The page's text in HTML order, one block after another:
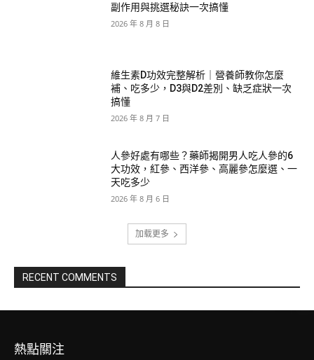
副作用與挑選秘訣一次搞懂
2026 年 8 月 8 日
維生素D功效完整解析｜營養師教你怎麼
補、吃多少，D3與D2差別、缺乏症狀一次
搞懂
2026 年 8 月 7 日
人參好處有哪些？藥師揭開男人吃人參的6
大功效，紅參、西洋參、高麗參怎麼選、一
天吃多少
2026 年 8 月 6 日
加载更多
RECENT COMMENTS
熱點關注